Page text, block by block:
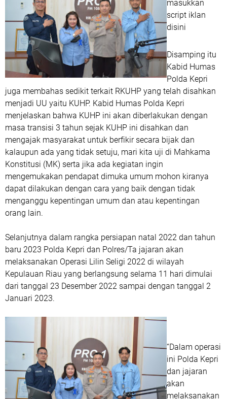
masukkan
script iklan
disini
Disamping itu
Kabid Humas
Polda Kepri
juga membahas sedikit terkait RKUHP yang telah disahkan
menjadi UU yaitu KUHP. Kabid Humas Polda Kepri
menjelaskan bahwa KUHP ini akan diberlakukan dengan
masa transisi 3 tahun sejak KUHP ini disahkan dan
mengajak masyarakat untuk berfikir secara bijak dan
kalaupun ada yang tidak setuju, mari kita uji di Mahkama
Konstitusi (MK) serta jika ada kegiatan ingin
mengemukakan pendapat dimuka umum mohon kiranya
dapat dilakukan dengan cara yang baik dengan tidak
menganggu kepentingan umum dan atau kepentingan
orang lain.
Selanjutnya dalam rangka persiapan natal 2022 dan tahun
baru 2023 Polda Kepri dan Polres/Ta jajaran akan
melaksanakan Operasi Lilin Seligi 2022 di wilayah
Kepulauan Riau yang berlangsung selama 11 hari dimulai
dari tanggal 23 Desember 2022 sampai dengan tanggal 2
Januari 2023.
“Dalam operasi
ini Polda Kepri
dan jajaran
akan
melaksanakan